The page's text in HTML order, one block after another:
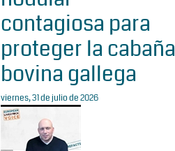
contagiosa para
proteger la cabaña
bovina gallega
viernes, 31 de julio de 2026